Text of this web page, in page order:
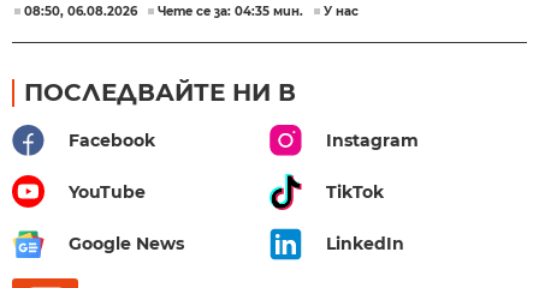
08:50, 06.08.2026 Чете се за: 04:35 мин. У нас
ПОСЛЕДВАЙТЕ НИ В
Facebook Instagram
YouTube TikTok
Google News LinkedIn